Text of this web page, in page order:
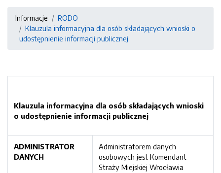
Informacje
RODO
Klauzula informacyjna dla osób składających wnioski o
udostępnienie informacji publicznej
Klauzula informacyjna dla osób składających wnioski
o udostępnienie informacji publicznej
ADMINISTRATOR
DANYCH
Administratorem danych
osobowych jest Komendant
Straży Miejskiej Wrocławia